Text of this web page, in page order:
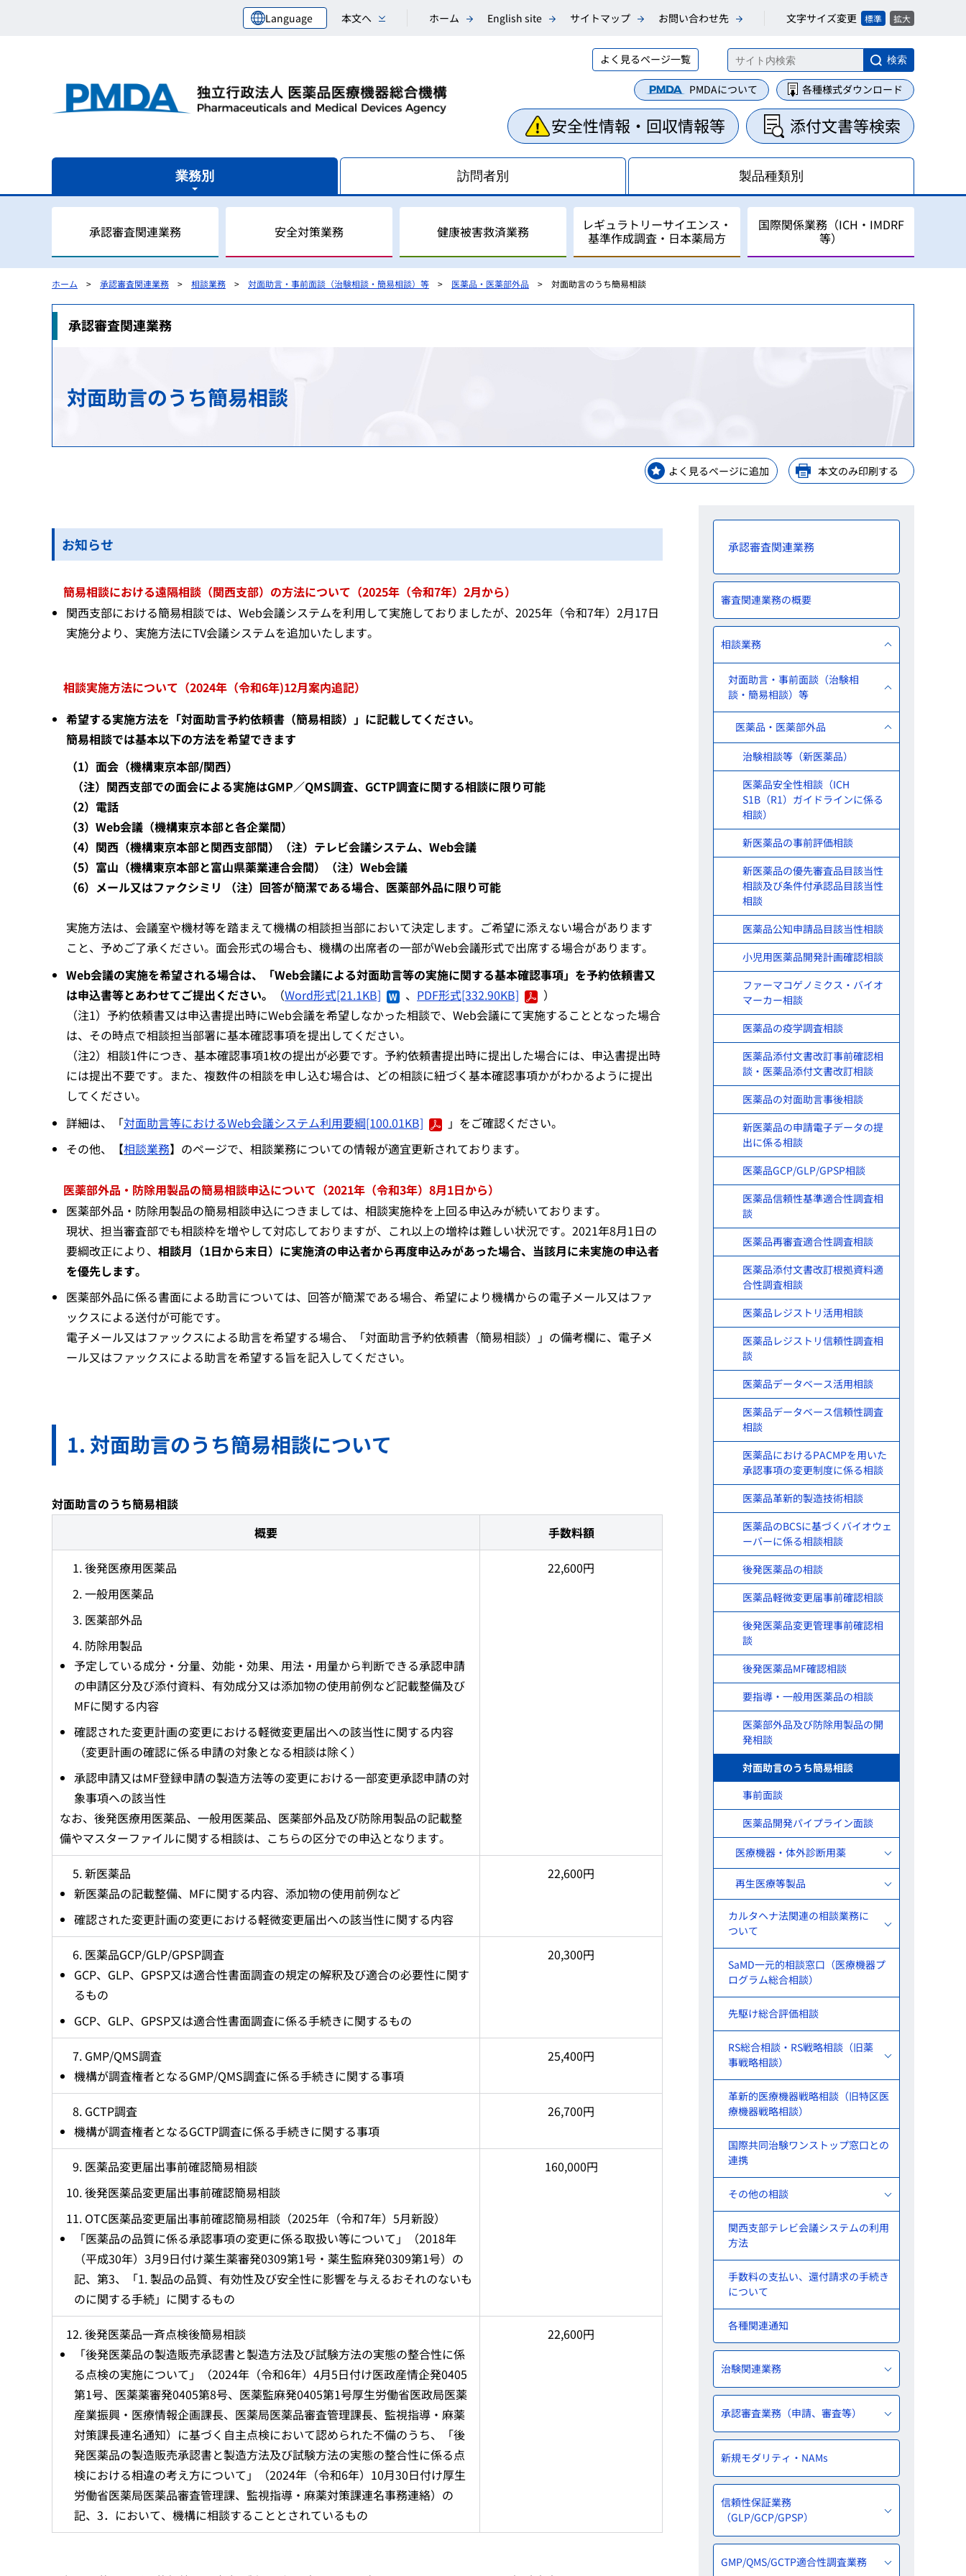
Language 本文へ ホーム English site サイトマップ お問い合わせ先 文字サイズ変更 標準 拡大
よく見るページ一覧 検索
PMDAについて 各種様式ダウンロード
安全性情報・回収情報等 添付文書等検索
業務別 訪問者別 製品種類別
承認審査関連業務
審査関連業務の概要 相談業務
登録認証機関に対する調査等業務
パブリックコメント
安全対策業務
安全対策業務の概要 副作用・不具合等情報の収集・整理業務
健康被害救済業務
健康被害救済業務の概要 医薬品副作用被害救済制度に関する業務
HIV感染者、エイズ発症者に対する健康管理費用等の受託給付業務
シンポジウム・ワークショップ
レギュラトリーサイエンス・
基準作成調査・日本薬局方
レギュラトリーサイエンスセンターの概要 レギュラトリーサイエンスについて
国際関係業務（ICH・IMDRF
等）
国際関係業務の概要 国際調和活動
ホーム 承認審査関連業務 相談業務 対面助言・事前面談（治験相談・簡易相談）等 医薬品・医薬部外品 対面助言のうち簡易相談
承認審査関連業務
対面助言のうち簡易相談
よく見るページに追加 本文のみ印刷する
お知らせ
簡易相談における遠隔相談（関西支部）の方法について（2025年（令和7年）2月から）
関西支部における簡易相談では、Web会議システムを利用して実施しておりましたが、2025年（令和7年）2月17日
実施分より、実施方法にTV会議システムを追加いたします。
相談実施方法について（2024年（令和6年)12月案内追記）
希望する実施方法を「対面助言予約依頼書（簡易相談）」に記載してください。
​簡易相談では基本以下の方法を希望できます
（1）面会（機構東京本部/関西）
（注）関西支部での面会による実施はGMP／QMS調査、GCTP調査に関する相談に限り可能
（2）電話
（3）Web会議（機構東京本部と各企業間）
（4）関西（機構東京本部と関西支部間）（注）テレビ会議システム、Web会議
（5）富山（機構東京本部と富山県薬業連合会間）（注）Web会議
（6）メール又はファクシミリ （注）回答が簡潔である場合、医薬部外品に限り可能
実施方法は、会議室や機材等を踏まえて機構の相談担当部において決定します。ご希望に添えない場合があります
こと、予めご了承ください。面会形式の場合も、機構の出席者の一部がWeb会議形式で出席する場合があります。
Web会議の実施を希望される場合は、「Web会議による対面助言等の実施に関する基本確認事項」を予約依頼書又
は申込書等とあわせてご提出ください。
（Word形式[21.1KB] 、 PDF形式[332.90KB]
）
（注1）予約依頼書又は申込書提出時にWeb会議を希望しなかった相談で、Web会議にて実施することとなった場合
は、その時点で相談担当部署に基本確認事項を提出してください。
（注2）相談1件につき、基本確認事項1枚の提出が必要です。予約依頼書提出時に提出した場合には、申込書提出時
には提出不要です。また、複数件の相談を申し込む場合は、どの相談に紐づく基本確認事項かがわかるように提出
してください。
詳細は、「対面助言等におけるWeb会議システム利用要綱[100.01KB]
」をご確認ください。
その他、【相談業務】のページで、相談業務についての情報が適宜更新されております。
医薬部外品・防除用製品の簡易相談申込について（2021年（令和3年）8月1日から）
医薬部外品・防除用製品の簡易相談申込につきましては、相談実施枠を上回る申込みが続いております。
現状、担当審査部でも相談枠を増やして対応しておりますが、これ以上の増枠は難しい状況です。2021年8月1日の
要綱改正により、 相談月（1日から末日）に実施済の申込者から再度申込みがあった場合、当該月に未実施の申込者
を優先します。
医薬部外品に係る書面による助言については、回答が簡潔である場合、希望により機構からの電子メール又はファ
ックスによる送付が可能です。
電子メール又はファックスによる助言を希望する場合、「対面助言予約依頼書（簡易相談）」の備考欄に、電子メ
ール又はファックスによる助言を希望する旨を記入してください。
対面助言のうち簡易相談について
対面助言のうち簡易相談
概要
手数料額
後発医療用医薬品
一般用医薬品
医薬部外品
防除用製品
予定している成分・分量、効能・効果、用法・用量から判断できる承認申請
の申請区分及び添付資料、有効成分又は添加物の使用前例など記載整備及び
MFに関する内容
確認された変更計画の変更における軽微変更届出への該当性に関する内容
（変更計画の確認に係る申請の対象となる相談は除く）
承認申請又はMF登録申請の製造方法等の変更における一部変更承認申請の対
象事項への該当性
なお、後発医療用医薬品、一般用医薬品、医薬部外品及び防除用製品の記載整
備やマスターファイルに関する相談は、こちらの区分での申込となります。
22,600円
新医薬品
新医薬品の記載整備、MFに関する内容、添加物の使用前例など
確認された変更計画の変更における軽微変更届出への該当性に関する内容
22,600円
医薬品GCP/GLP/GPSP調査
GCP、GLP、GPSP又は適合性書面調査の規定の解釈及び適合の必要性に関す
るもの
GCP、GLP、GPSP又は適合性書面調査に係る手続きに関するもの
20,300円
GMP/QMS調査
機構が調査権者となるGMP/QMS調査に係る手続きに関する事項
25,400円
GCTP調査
機構が調査権者となるGCTP調査に係る手続きに関する事項
26,700円
医薬品変更届出事前確認簡易相談
後発医薬品変更届出事前確認簡易相談
OTC医薬品変更届出事前確認簡易相談（2025年（令和7年）5月新設）
「医薬品の品質に係る承認事項の変更に係る取扱い等について」（2018年
（平成30年）3月9日付け薬生薬審発0309第1号・薬生監麻発0309第1号）の
記、第3、「1. 製品の品質、有効性及び安全性に影響を与えるおそれのないも
のに関する手続」に関するもの
160,000円
後発医薬品一斉点検後簡易相談
「後発医薬品の製造販売承認書と製造方法及び試験方法の実態の整合性に係
る点検の実施について」（2024年（令和6年）4月5日付け医政産情企発0405
第1号、医薬薬審発0405第8号、医薬監麻発0405第1号厚生労働省医政局医薬
産業振興・医療情報企画課長、医薬局医薬品審査管理課長、監視指導・麻薬
対策課長連名通知）に基づく自主点検において認められた不備のうち、「後
発医薬品の製造販売承認書と製造方法及び試験方法の実態の整合性に係る点
検における相違の考え方について」（2024年（令和6年）10月30日付け厚生
労働省医薬局医薬品審査管理課、監視指導・麻薬対策課連名事務連絡）の
記、3．において、機構に相談することとされているもの
22,600円
承認審査関連業務
審査関連業務の概要
相談業務
対面助言・事前面談（治験相
談・簡易相談）等
医薬品・医薬部外品
治験相談等（新医薬品）
医薬品安全性相談（ICH
S1B（R1）ガイドラインに係る
相談）
新医薬品の事前評価相談
新医薬品の優先審査品目該当性
相談及び条件付承認品目該当性
相談
医薬品公知申請品目該当性相談
小児用医薬品開発計画確認相談
ファーマコゲノミクス・バイオ
マーカー相談
医薬品の疫学調査相談
医薬品添付文書改訂事前確認相
談・医薬品添付文書改訂相談
医薬品の対面助言事後相談
新医薬品の申請電子データの提
出に係る相談
医薬品GCP/GLP/GPSP相談
医薬品信頼性基準適合性調査相
談
医薬品再審査適合性調査相談
医薬品添付文書改訂根拠資料適
合性調査相談
医薬品レジストリ活用相談
医薬品レジストリ信頼性調査相
談
医薬品データベース活用相談
医薬品データベース信頼性調査
相談
医薬品におけるPACMPを用いた
承認事項の変更制度に係る相談
医薬品革新的製造技術相談
医薬品のBCSに基づくバイオウェ
ーバーに係る相談相談
後発医薬品の相談
医薬品軽微変更届事前確認相談
後発医薬品変更管理事前確認相
談
後発医薬品MF確認相談
要指導・一般用医薬品の相談
医薬部外品及び防除用製品の開
発相談
対面助言のうち簡易相談
事前面談
医薬品開発パイプライン面談
医療機器・体外診断用薬
再生医療等製品
カルタヘナ法関連の相談業務に
ついて
SaMD一元的相談窓口（医療機器プ
ログラム総合相談）
先駆け総合評価相談
RS総合相談・RS戦略相談（旧薬
事戦略相談）
革新的医療機器戦略相談（旧特区医
療機器戦略相談）
国際共同治験ワンストップ窓口との
連携
その他の相談
関西支部テレビ会議システムの利用
方法
手数料の支払い、還付請求の手続き
について
各種関連通知
治験関連業務
承認審査業務（申請、審査等）
新規モダリティ・NAMs
信頼性保証業務
（GLP/GCP/GPSP）
GMP/QMS/GCTP適合性調査業務